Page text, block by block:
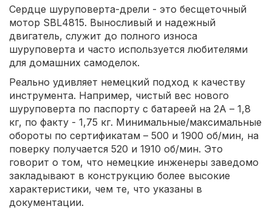
Сердце шуруповерта-дрели - это бесщеточный
мотор SBL4815. Выносливый и надежный
двигатель, служит до полного износа
шуруповерта и часто используется любителями
для домашних самоделок.
Реально удивляет немецкий подход к качеству
инструмента. Например, чистый вес нового
шуруповерта по паспорту с батареей на 2А – 1,8
кг, по факту - 1,75 кг. Минимальные/максимальные
обороты по сертификатам – 500 и 1900 об/мин, на
поверку получается 520 и 1910 об/мин. Это
говорит о том, что немецкие инженеры заведомо
закладывают в конструкцию более высокие
характеристики, чем те, что указаны в
документации.